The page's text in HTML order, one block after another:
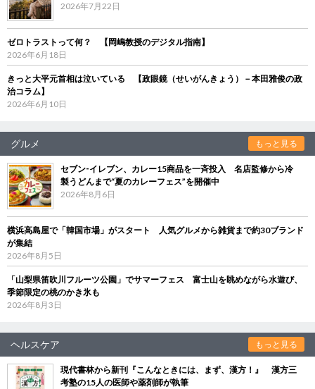
2026年7月22日
ゼロトラストって何？ 【岡嶋教授のデジタル指南】
2026年6月18日
きっと大平元首相は泣いている 【政眼鏡（せいがんきょう）－本田雅俊の政
治コラム】
2026年6月10日
グルメ もっと見る
セブン‐イレブン、カレー15商品を一斉投入 名店監修から冷
製うどんまで“夏のカレーフェス”を開催中
2026年8月6日
横浜高島屋で「韓国市場」がスタート 人気グルメから雑貨まで約30ブランド
が集結
2026年8月5日
「山梨県笛吹川フルーツ公園」でサマーフェス 富士山を眺めながら水遊び、
季節限定の桃のかき氷も
2026年8月3日
ヘルスケア もっと見る
現代書林から新刊『こんなときには、まず、漢方！』 漢方三
考塾の15人の医師や薬剤師が執筆